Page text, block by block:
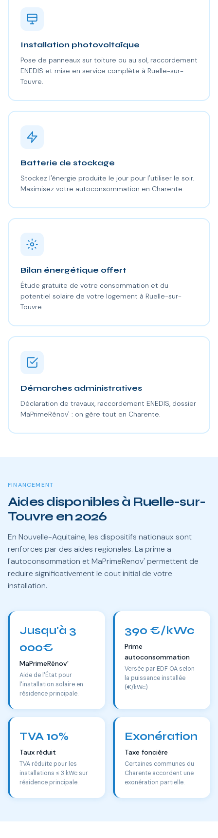
Installation photovoltaïque
Pose de panneaux sur toiture ou au sol, raccordement
ENEDIS et mise en service complète à Ruelle-sur-
Touvre.
Batterie de stockage
Stockez l'énergie produite le jour pour l'utiliser le soir.
Maximisez votre autoconsommation en Charente.
Bilan énergétique offert
Étude gratuite de votre consommation et du
potentiel solaire de votre logement à Ruelle-sur-
Touvre.
Démarches administratives
Déclaration de travaux, raccordement ENEDIS, dossier
MaPrimeRénov' : on gère tout en Charente.
FINANCEMENT
Aides disponibles à Ruelle-sur-
Touvre en 2026
En Nouvelle-Aquitaine, les dispositifs nationaux sont
renforces par des aides regionales. La prime a
l'autoconsommation et MaPrimeRenov' permettent de
reduire significativement le cout initial de votre
installation.
Jusqu'à 3
000€
MaPrimeRénov'
Aide de l'État pour
l'installation solaire en
résidence principale.
390 €/kWc
Prime
autoconsommation
Versée par EDF OA selon
la puissance installée
(€/kWc).
TVA 10%
Taux réduit
TVA réduite pour les
installations ≤ 3 kWc sur
résidence principale.
Exonération
Taxe foncière
Certaines communes du
Charente accordent une
exonération partielle.